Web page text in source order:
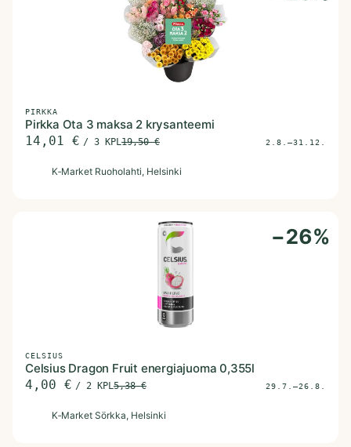
PIRKKA
Pirkka Ota 3 maksa 2 krysanteemi
14,01 € / 3 KPL19,50€ 2.8.–31.12.
K‑Market Ruoholahti, Helsinki
−26%
CELSIUS
Celsius Dragon Fruit energiajuoma 0,355l
4,00 € / 2 KPL5,38€ 29.7.–26.8.
K‑Market Sörkka, Helsinki